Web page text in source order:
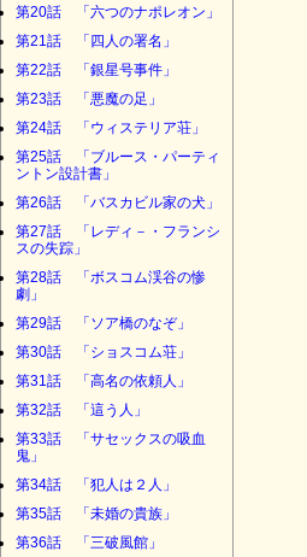
第20話 「六つのナポレオン」
第21話 「四人の署名」
第22話 「銀星号事件」
第23話 「悪魔の足」
第24話 「ウィステリア荘」
第25話 「ブルース・パーティ
ントン設計書」
第26話 「バスカビル家の犬」
第27話 「レディ－・フランシ
スの失踪」
第28話 「ボスコム渓谷の惨
劇」
第29話 「ソア橋のなぞ」
第30話 「ショスコム荘」
第31話 「高名の依頼人」
第32話 「這う人」
第33話 「サセックスの吸血
鬼」
第34話 「犯人は２人」
第35話 「未婚の貴族」
第36話 「三破風館」